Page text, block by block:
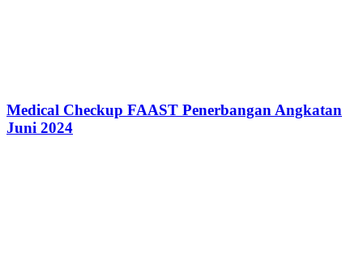
Medical Checkup FAAST Penerbangan Angkatan
Juni 2024